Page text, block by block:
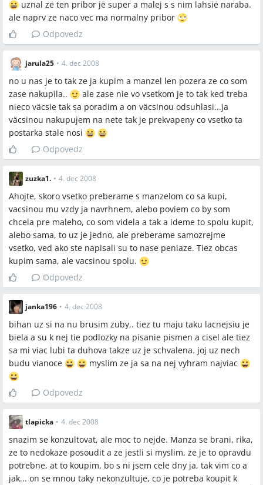
uznal ze ten pribor je super a malej s s nim lahsie naraba.
ale naprv ze naco vec ma normalny pribor
Odpovedz
jarula25 • 4. dec 2008
no u nas je to tak ze ja kupim a manzel len pozera ze co som
zase nakupila..
ale zase nie vo vsetkom je to tak ked treba
nieco väcsie tak sa poradim a on väcsinou odsuhlasi...ja
väcsinou nakupujem na nete tak je prekvapeny co vsetko ta
postarka stale nosi
Odpovedz
zuzka1. • 4. dec 2008
Ahojte, skoro vsetko preberame s manzelom co sa kupi,
vacsinou mu vzdy ja navrhnem, alebo poviem co by som
chcela pre maleho, co som videla a tak a ideme to spolu kupit,
alebo sama, to uz je jedno, ale preberame samozrejme
vsetko, ved ako ste napisali su to nase peniaze. Tiez obcas
kupim sama, ale vacsinou spolu.
Odpovedz
janka196 • 4. dec 2008
bihan uz si na nu brusim zuby,. tiez tu maju taku lacnejsiu je
biela a su k nej tie podlozky na pisanie pismen a cisel ale tiez
sa mi viac lubi ta duhova takze uz je schvalena. joj uz nech
budu vianoce
myslim ze ja sa na nej vyhram najviac
Odpovedz
tlapicka • 4. dec 2008
snazim se konzultovat, ale moc to nejde. Manza se brani, rika,
ze to nedokaze posoudit a ze jestli si myslim, ze je to opravdu
potrebne, at to koupim, bo s ni jsem cele dny ja, tak vim co a
jak... on se mnou taky nekonzultuje, co je potreba koupit k